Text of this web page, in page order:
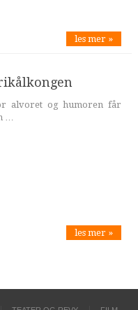
les mer »
alvoret og humoren får
…
les mer »